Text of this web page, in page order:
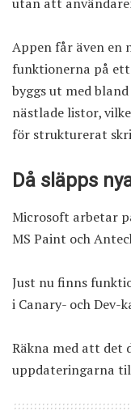
Appen får även en
funktionerna på
byggs ut med
nästlade listor,
för strukturerat
Då släpps
Microsoft arbetar
MS Paint och
Just nu finns
i Canary- och Dev-
Räkna med att det
uppdateringarna